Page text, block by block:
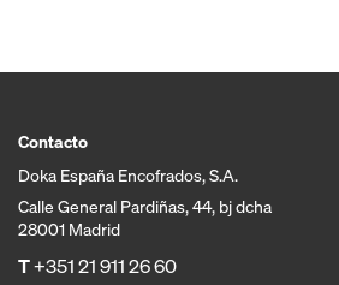
Contacto
Doka España Encofrados, S.A.
Calle General Pardiñas, 44, bj dcha
28001 Madrid
T+351 21 911 26 60